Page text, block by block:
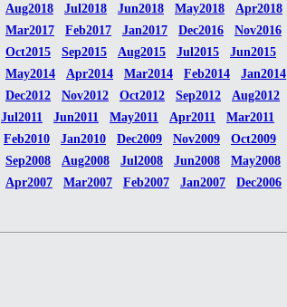
Aug2018 Jul2018 Jun2018 May2018
Apr2018
Mar2017 Feb2017 Jan2017 Dec2016
Nov2016
Oct2015 Sep2015 Aug2015 Jul2015
Jun2015
May2014 Apr2014 Mar2014 Feb2014
Jan2014
Dec2012 Nov2012 Oct2012 Sep2012
Aug2012
Jul2011 Jun2011 May2011 Apr2011
Mar2011
Feb2010 Jan2010 Dec2009 Nov2009
Oct2009
Sep2008 Aug2008 Jul2008 Jun2008
May2008
Apr2007 Mar2007 Feb2007 Jan2007
Dec2006